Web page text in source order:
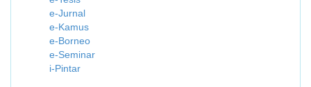
e-Jurnal
e-Kamus
e-Borneo
e-Seminar
i-Pintar